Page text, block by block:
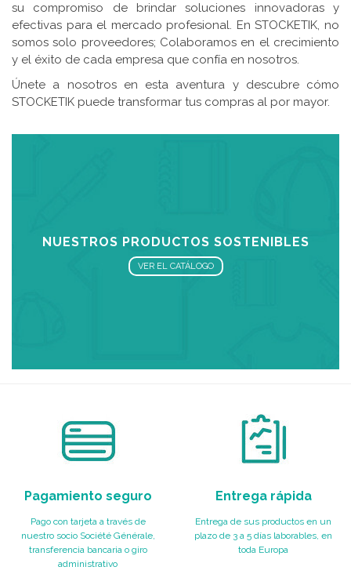
su compromiso de brindar soluciones innovadoras y
efectivas para el mercado profesional. En STOCKETIK, no
somos solo proveedores; Colaboramos en el crecimiento
y el éxito de cada empresa que confía en nosotros.
Únete a nosotros en esta aventura y descubre cómo
STOCKETIK puede transformar tus compras al por mayor.
NUESTROS PRODUCTOS SOSTENIBLES
VER EL CATÁLOGO
Pagamiento seguro
Pago con tarjeta a través de
nuestro socio Société Générale,
transferencia bancaria o giro
administrativo
Entrega rápida
Entrega de sus productos en un
plazo de 3 a 5 días laborables, en
toda Europa